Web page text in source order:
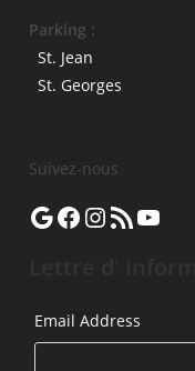
Parking :
St. Jean
St. Georges
Suivez-nous
GoogleFacebook
Instagram
Flux RSS YouTube
Email Address